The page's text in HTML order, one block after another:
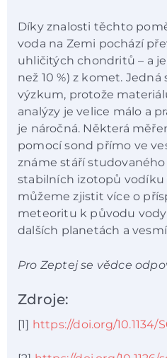
Díky znalosti těchto
voda na Zemi pochází
uhličitých chondritů – a
než 10 %) z komet.
výzkum, protože
analýzy je velice málo a
je náročná. Některá
pomocí sond přímo ve
známe stáří
stabilních izotopů vodíku
můžeme zjistit více o
meteoritu k původu vody
dalších planetách a
Pro Zeptej se vědce
Zdroje:
[1] https://doi.org/10.1134/